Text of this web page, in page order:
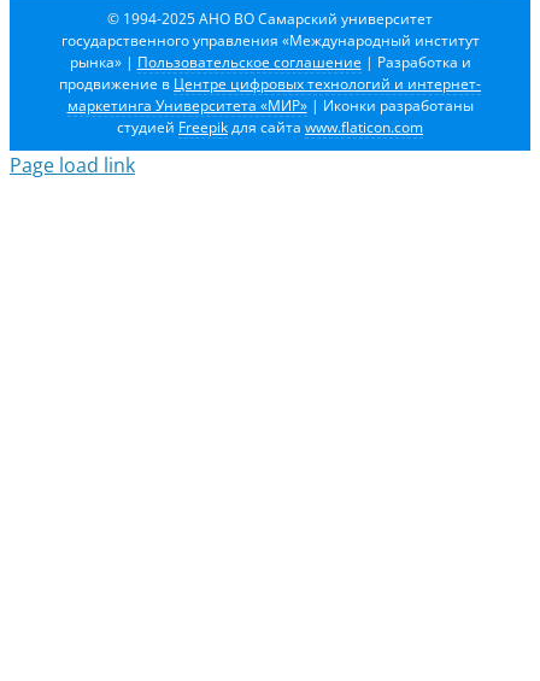
© 1994-2025 АНО ВО Самарский университет
государственного управления «Международный институт
рынка» | Пользовательское соглашение | Разработка и
продвижение в Центре цифровых технологий и интернет-
маркетинга Университета «МИР»| Иконки разработаны
студией Freepikдля сайта www.flaticon.com
Page load link